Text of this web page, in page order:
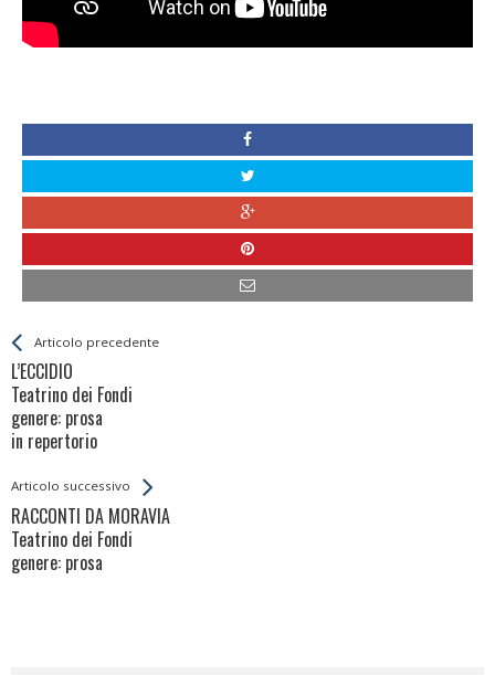
LeggiArticolo precedente
L’ECCIDIO
Teatrino dei Fondi
genere: prosa
in repertorio
Back
All
Entries
Articolo successivo
RACCONTI DA MORAVIA
Teatrino dei Fondi
genere: prosa